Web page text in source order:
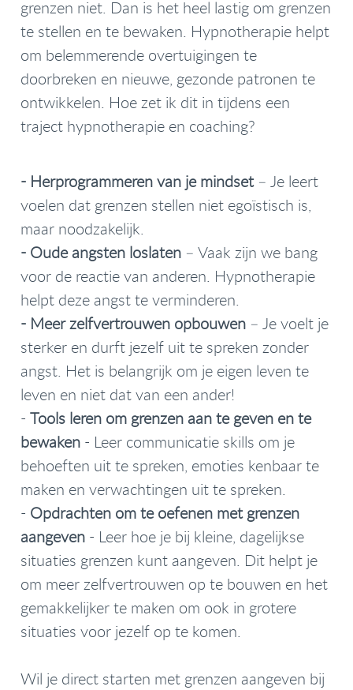
grenzen niet. Dan is het heel lastig om grenzen
te stellen en te bewaken. Hypnotherapie helpt
om belemmerende overtuigingen te
doorbreken en nieuwe, gezonde patronen te
ontwikkelen. Hoe zet ik dit in tijdens een
traject hypnotherapie en coaching?
- Herprogrammeren van je mindset– Je leert
voelen dat grenzen stellen niet egoïstisch is,
maar noodzakelijk.
- Oude angsten loslaten – Vaak zijn we bang
voor de reactie van anderen. Hypnotherapie
helpt deze angst te verminderen.
- Meer zelfvertrouwen opbouwen – Je voelt je
sterker en durft jezelf uit te spreken zonder
angst. Het is belangrijk om je eigen leven te
leven en niet dat van een ander!
- Tools leren om grenzen aan te geven en te
bewaken - Leer communicatie skills om je
behoeften uit te spreken, emoties kenbaar te
maken en verwachtingen uit te spreken.
- Opdrachten om te oefenen met grenzen
aangeven - Leer hoe je bij kleine, dagelijkse
situaties grenzen kunt aangeven. Dit helpt je
om meer zelfvertrouwen op te bouwen en het
gemakkelijker te maken om ook in grotere
situaties voor jezelf op te komen.
Wil je direct starten met grenzen aangeven bij